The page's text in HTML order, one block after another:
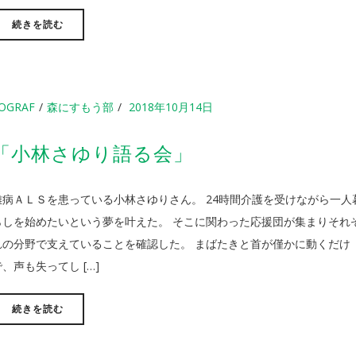
続きを読む
森にすもう部 2018年10月14日
小林さゆり語る会」
病ＡＬＳを患っている小林さゆりさん。 24時間介護を受けながら一人
しを始めたいという夢を叶えた。 そこに関わった応援団が集まりそれ
の分野で支えていることを確認した。 まばたきと首が僅かに動くだけ
、声も失ってし […]
続きを読む